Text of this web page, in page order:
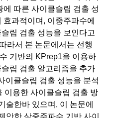
따른 사이클슬립 검출 성
과적이며, 이중주파수에
립 검출 성능을 보인다고
라서 본 논문에서는 선행
기반의 KPrep1을 이용하
립 검출 알고리즘을 추가
이클슬립 검출 성능을 분석
이용한 사이클슬립 검출 방
술한바 있으며, 이 논문에
안한 삼중주파수 기반 사이